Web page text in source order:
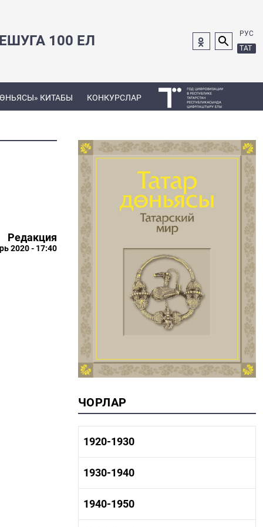
100 ЕЛ
РУС
ТАТ
КИТАБЫ КОНКУРСЛАР
Редакция
2020 - 17:40
ЧОРЛАР
1920-1930
1920-1930 тарих
1920-1930 мәдәният
1930-1940
1930-1940 тарих
1930-1940 мәдәният
1940-1950